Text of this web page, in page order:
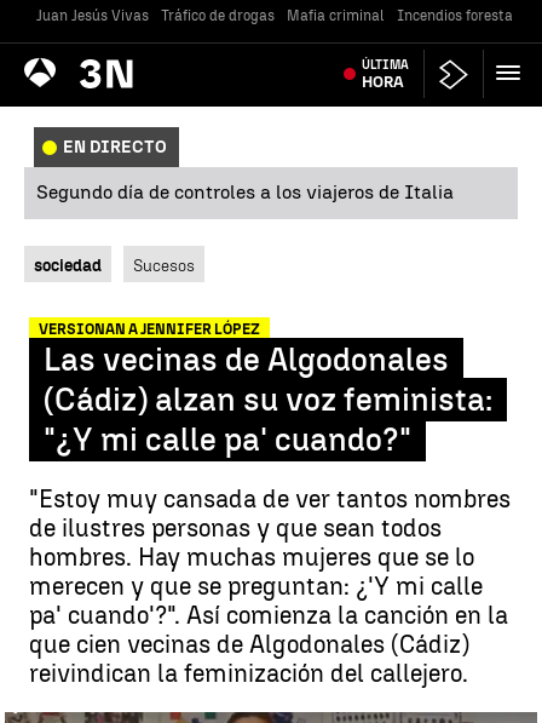
Juan Jesús Vivas Tráfico de drogas Mafia criminal Incendios forestales
Antena
3 Noticias ÚLTIMA
HORA
EN DIRECTO
Segundo día de controles a los viajeros de Italia
sociedad Sucesos
VERSIONAN A JENNIFER LÓPEZ
Las vecinas de Algodonales
(Cádiz) alzan su voz feminista:
"¿Y mi calle pa' cuando?"
"Estoy muy cansada de ver tantos nombres
de ilustres personas y que sean todos
hombres. Hay muchas mujeres que se lo
merecen y que se preguntan: ¿'Y mi calle
pa' cuando'?". Así comienza la canción en la
que cien vecinas de Algodonales (Cádiz)
reivindican la feminización del callejero.